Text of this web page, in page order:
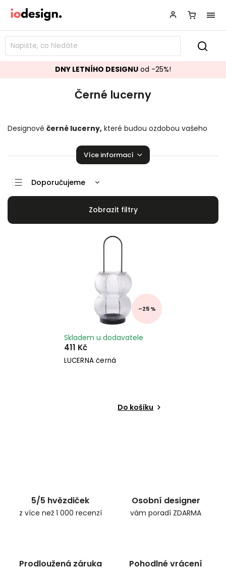
DNY LETNÍHO DESIGNU od -25%!
Černé lucerny
Designové černé lucerny, které budou ozdobou vašeho
Více informací
Doporučujeme
Nejlevnější
–25 %
LUCERNA černá
Skladem u dodavatele
411 Kč
Do košíku
5/5 hvězdiček
z více než 1 000 recenzí
Osobní designer
vám poradí ZDARMA
Prodloužená záruka Pohodlné vrácení